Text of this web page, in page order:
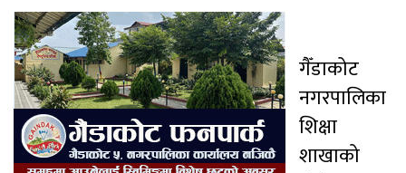
गैँडाकोट
नगरपालिका
शिक्षा
शाखाको